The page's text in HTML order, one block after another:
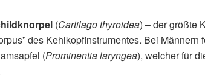
(Cartilago thyroidea) – der größte
des Kehlkopfinstrumentes. Bei
(Prominentia laryngea), welcher für